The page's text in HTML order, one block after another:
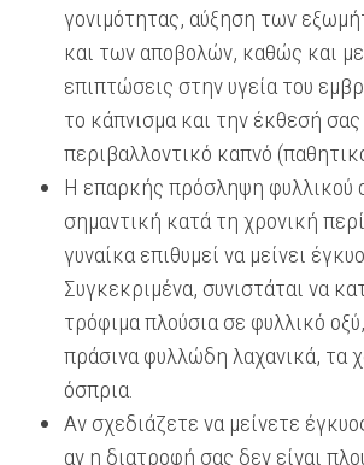
γονιμότητας, αύξηση των
και των αποβολών, καθώς και
επιπτώσεις στην υγεία του
το κάπνισμα και την έκθεσή
περιβαλλοντικό καπνό
Η επαρκής πρόσληψη φυλλικού
σημαντική κατά τη χρονική
γυναίκα επιθυμεί να μείνει
Συγκεκριμένα, συνιστάται να
τρόφιμα πλούσια σε φυλλικό
πράσινα φυλλώδη λαχανικά, τα
όσπρια.
Αν σχεδιάζετε να μείνετε
αν η διατροφή σας δεν είναι